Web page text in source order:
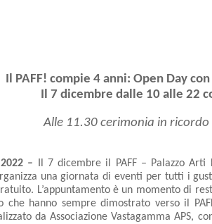
Il PAFF! compie 4 anni: Open Day
Il 7 dicembre dalle 10 alle 22
Alle 11.30 cerimonia in ricordo
– Il 7 dicembre il PAFF – Palazzo
una giornata di eventi per tutti i
L’appuntamento è un momento di
che hanno sempre dimostrato verso il
da Associazione Vastagamma APS,